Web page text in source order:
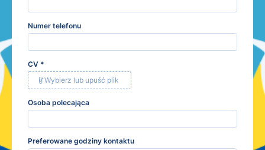
Numer telefonu
CV *
Wybierz lub upuść plik
Osoba polecająca
Preferowane godziny kontaktu